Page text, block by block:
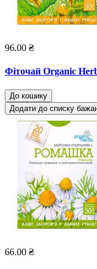
96.00 ₴
Фіточай Organic
До кошику
Додати до списку
66.00 ₴